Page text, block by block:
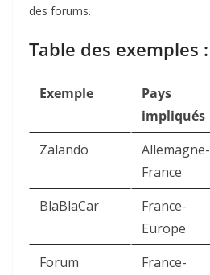
des forums.
Table des exemples :
Exemple
Pays
impliqués
Zalando
Allemagne-
France
BlaBlaCar
France-
Europe
Forum
France-